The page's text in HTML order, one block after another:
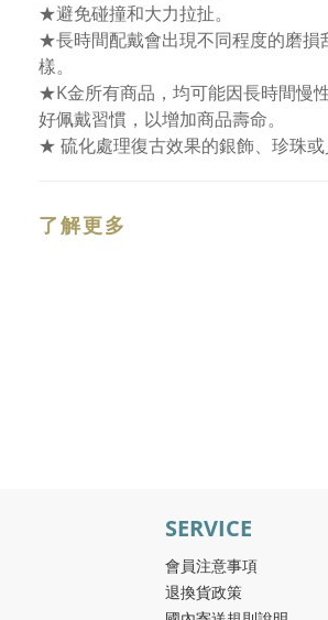
★避免碰撞和大力拉扯。
★長時間配戴會出現不同程度的磨損
樣。
★K金所有商品，均可能因長時間慢
好佩戴習慣，以增加商品壽命。
★ 硫化處理復古效果的銀飾、珍珠或
了解更多
SERVICE
會員注意事項
退換貨政策